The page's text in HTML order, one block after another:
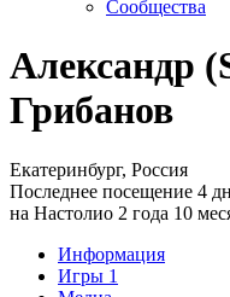
Сообщества
Александр
Грибанов
Екатеринбург, Россия
Последнее посещение 4
на Настолио 2 года 10
Информация
Игры 1